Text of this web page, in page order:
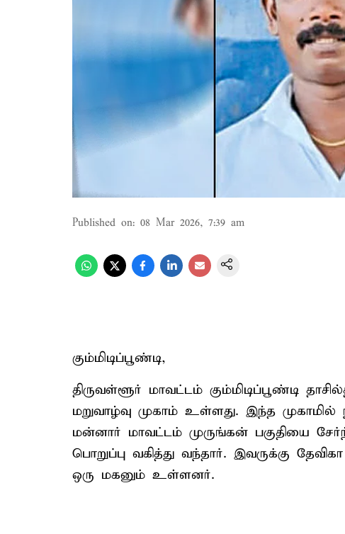
Published on: 08 Mar 2026, 7:39 am
கும்மிடிப்பூண்டி,
திருவள்ளூர் மாவட்டம் கும்மிடிப்பூண்டி
மறுவாழ்வு முகாம் உள்ளது. இந்த
மன்னார் மாவட்டம் முருங்கன் பகுதியை
பொறுப்பு வகித்து வந்தார். இவருக்கு
ஒரு மகனும் உள்ளனர்.